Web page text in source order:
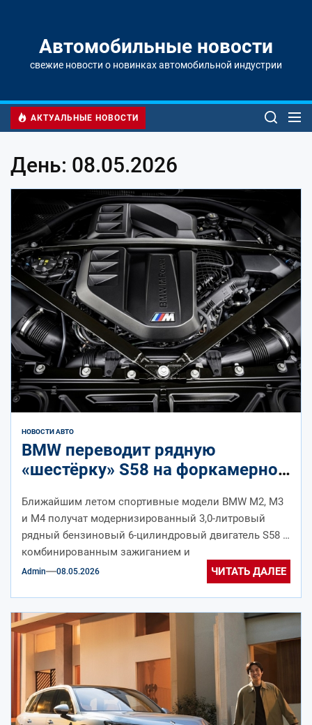
содержимомуАвтомобильные новости
свежие новости о новинках автомобильной индустрии
АКТУАЛЬНЫЕ НОВОСТИ
День: 08.05.2026
НОВОСТИ АВТО
BMW переводит рядную
«шестёрку» S58 на форкамерное
Euro 7
Ближайшим летом спортивные модели BMW M2, M3
и M4 получат модернизированный 3,0-литровый
рядный бензиновый 6-цилиндровый двигатель S58 с
комбинированным зажиганием и
турбокомпрессорами с изменяемой геометрией...
Admin 08.05.2026 ЧИТАТЬ ДАЛЕЕ